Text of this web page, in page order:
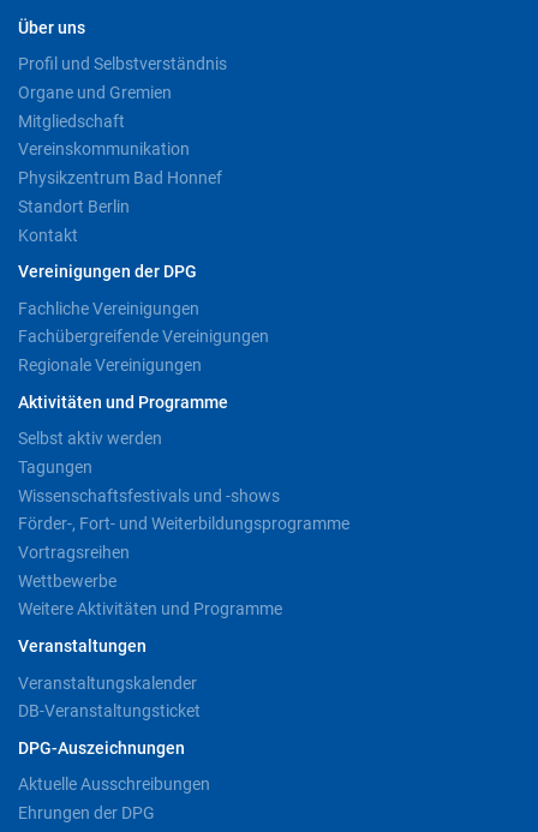
Über uns
Profil und Selbstverständnis
Organe und Gremien
Mitgliedschaft
Vereinskommunikation
Physikzentrum Bad Honnef
Standort Berlin
Kontakt
Vereinigungen der DPG
Fachliche Vereinigungen
Fachübergreifende Vereinigungen
Regionale Vereinigungen
Aktivitäten und Programme
Selbst aktiv werden
Tagungen
Wissenschaftsfestivals und -shows
Förder-, Fort- und Weiterbildungsprogramme
Vortragsreihen
Wettbewerbe
Weitere Aktivitäten und Programme
Veranstaltungen
Veranstaltungskalender
DB-Veranstaltungsticket
DPG-Auszeichnungen
Aktuelle Ausschreibungen
Ehrungen der DPG